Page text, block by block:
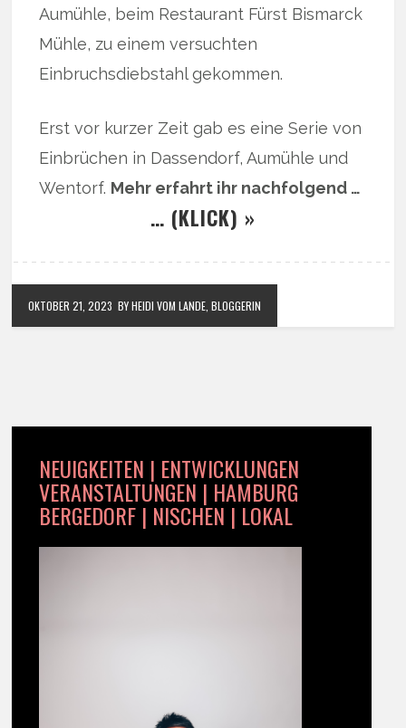
Aumühle, beim Restaurant Fürst Bismarck
Mühle, zu einem versuchten
Einbruchsdiebstahl gekommen.
Erst vor kurzer Zeit gab es eine Serie von
Einbrüchen in Dassendorf, Aumühle und
Wentorf. Mehr erfahrt ihr nachfolgend …
… (KLICK) »
OKTOBER 21, 2023 BY HEIDI VOM LANDE, BLOGGERIN
NEUIGKEITEN | ENTWICKLUNGEN
VERANSTALTUNGEN | HAMBURG
BERGEDORF | NISCHEN | LOKAL